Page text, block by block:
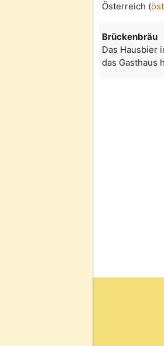
Österreich (
Brückenbräu
Das Hausbier
das Gasthaus